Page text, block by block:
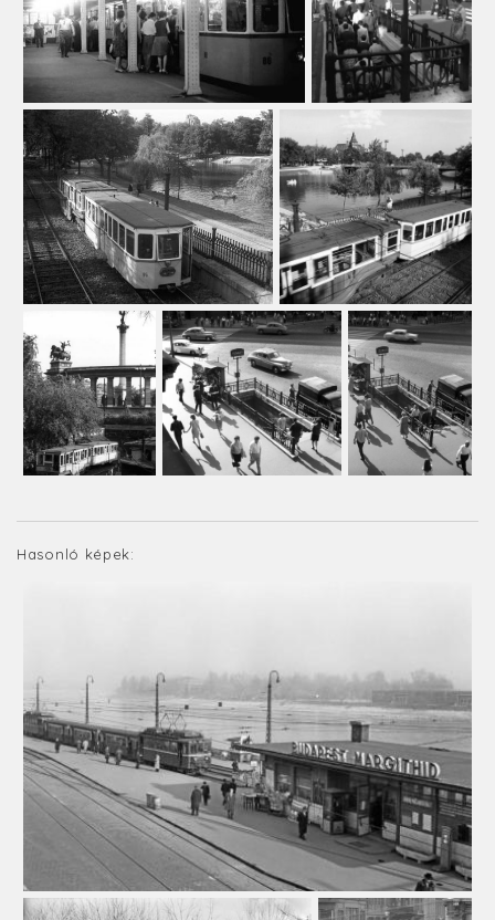
Hasonló képek: